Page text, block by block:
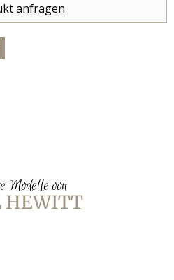
anfragen
Modelle von
HEWITT